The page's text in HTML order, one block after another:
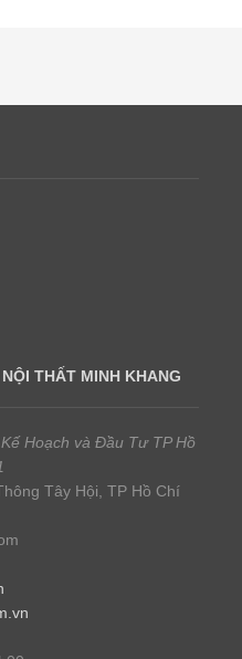
THẤT MINH KHANG
Hoạch và Đầu Tư TP Hồ
Tây Hội, TP Hồ Chí